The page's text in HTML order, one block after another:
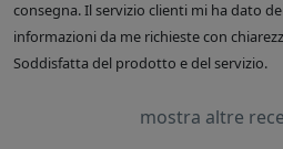
consegna. Il servizio clienti mi ha dato
informazioni da me richieste con
Soddisfatta del prodotto e del servizio.
mostra altre